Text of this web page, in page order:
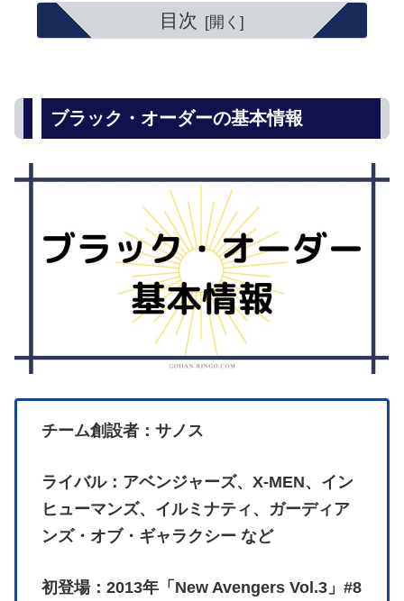
目次
ブラック・オーダーの基本情報
チーム創設者：サノス
ライバル：アベンジャーズ、X-MEN、イン
ヒューマンズ、イルミナティ、ガーディア
ンズ・オブ・ギャラクシー など
初登場：2013年「New Avengers Vol.3」#8